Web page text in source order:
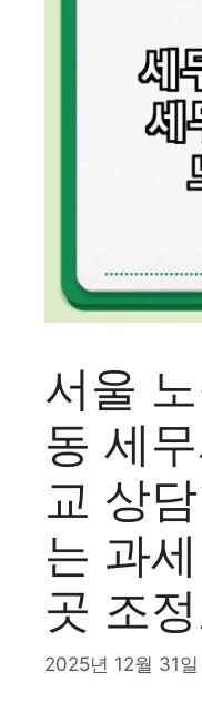
서울
동 세
교 상
는 과
곳 조
2025년 12월 31일